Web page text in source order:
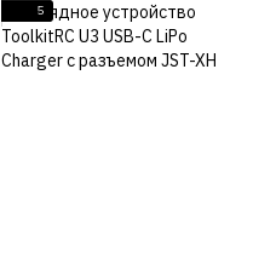
5